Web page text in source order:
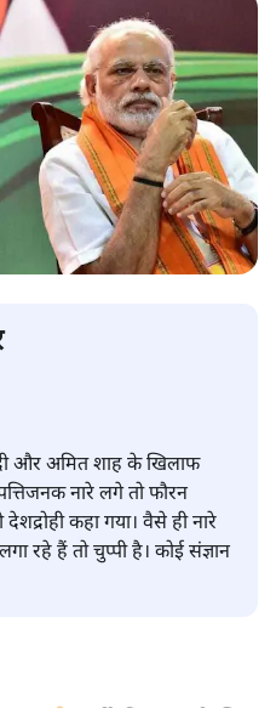
और अमित शाह के खिलाफ
नारे लगे तो फौरन
कहा गया। वैसे ही नारे
रहे हैं तो चुप्पी है। कोई संज्ञान